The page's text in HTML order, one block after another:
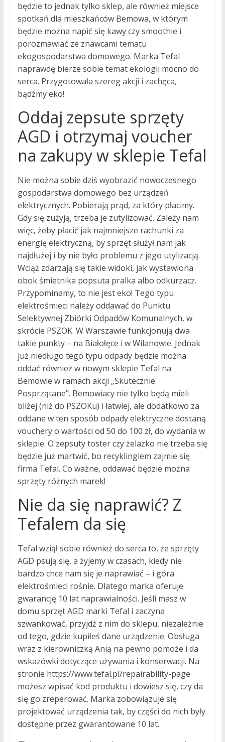
będzie to jednak tylko sklep, ale również miejsce
spotkań dla mieszkańców Bemowa, w którym
będzie można napić się kawy czy smoothie i
porozmawiać ze znawcami tematu
ekogospodarstwa domowego. Marka Tefal
naprawdę bierze sobie temat ekologii mocno do
serca. Przygotowała szereg akcji i zachęca,
bądźmy eko!
Oddaj zepsute sprzęty
AGD i otrzymaj voucher
na zakupy w sklepie Tefal
Nie można sobie dziś wyobrazić nowoczesnego
gospodarstwa domowego bez urządzeń
elektrycznych. Pobierają prąd, za który płacimy.
Gdy się zużyją, trzeba je zutylizować. Zależy nam
więc, żeby płacić jak najmniejsze rachunki za
energię elektryczną, by sprzęt służył nam jak
najdłużej i by nie było problemu z jego utylizacją.
Wciąż zdarzają się takie widoki, jak wystawiona
obok śmietnika popsuta pralka albo odkurzacz.
Przypominamy, to nie jest eko! Tego typu
elektrośmieci należy oddawać do Punktu
Selektywnej Zbiórki Odpadów Komunalnych, w
skrócie PSZOK. W Warszawie funkcjonują dwa
takie punkty – na Białołęce i w Wilanowie. Jednak
już niedługo tego typu odpady będzie można
oddać również w nowym sklepie Tefal na
Bemowie w ramach akcji „Skutecznie
Posprzątane”. Bemowiacy nie tylko będą mieli
bliżej (niż do PSZOKu) i łatwiej, ale dodatkowo za
oddane w ten sposób odpady elektryczne dostaną
vouchery o wartości od 50 do 100 zł, do wydania w
sklepie. O zepsuty toster czy żelazko nie trzeba się
będzie już martwić, bo recyklingiem zajmie się
firma Tefal. Co ważne, oddawać będzie można
sprzęty różnych marek!
Nie da się naprawić? Z
Tefalem da się
Tefal wziął sobie również do serca to, że sprzęty
AGD psują się, a żyjemy w czasach, kiedy nie
bardzo chce nam się je naprawiać – i góra
elektrośmieci rośnie. Dlatego marka oferuje
gwarancję 10 lat naprawialności. Jeśli masz w
domu sprzęt AGD marki Tefal i zaczyna
szwankować, przyjdź z nim do sklepu, niezależnie
od tego, gdzie kupiłeś dane urządzenie. Obsługa
wraz z kierowniczką Anią na pewno pomoże i da
wskazówki dotyczące używania i konserwacji. Na
stronie https://www.tefal.pl/repairability-page
możesz wpisać kod produktu i dowiesz się, czy da
się go zreperować. Marka zobowiązuje się
projektować urządzenia tak, by części do nich były
dostępne przez gwarantowane 10 lat.